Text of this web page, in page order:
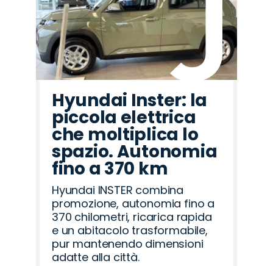
Hyundai Inster: la
piccola elettrica
che moltiplica lo
spazio. Autonomia
fino a 370 km
Hyundai INSTER combina
promozione, autonomia fino a
370 chilometri, ricarica rapida
e un abitacolo trasformabile,
pur mantenendo dimensioni
adatte alla città.